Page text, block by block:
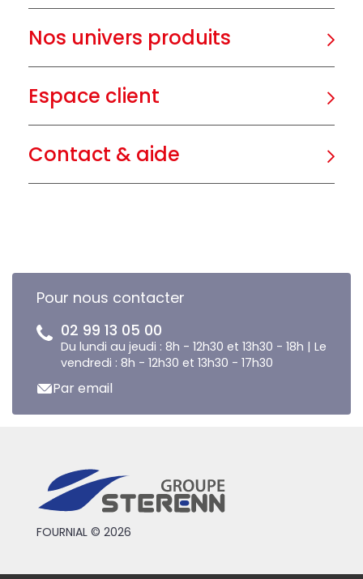
Nos univers produits
Espace client
Contact & aide
Pour nous contacter
02 99 13 05 00
Du lundi au jeudi : 8h - 12h30 et 13h30 - 18h | Le
vendredi : 8h - 12h30 et 13h30 - 17h30
Par email
FOURNIAL © 2026